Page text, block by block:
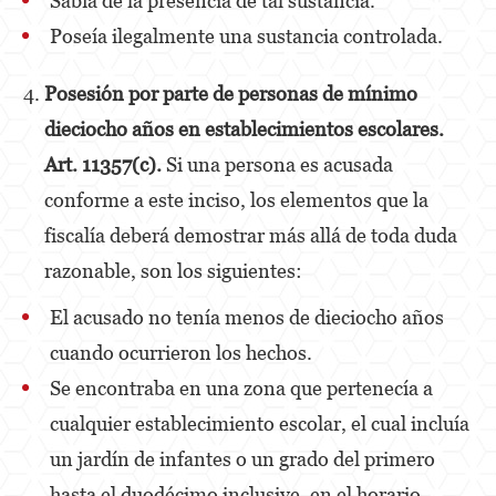
Poseía ilegalmente una sustancia controlada.
Posesiónpor parte de personas de mínimo
dieciocho años en establecimientos escolares.
Art. 11357(c).Si una persona es acusada
conforme a este inciso, los elementos que la
fiscalía deberá demostrar más allá de toda duda
razonable, son los siguientes:
El acusado no tenía menos de dieciocho años
cuando ocurrieron los hechos.
Se encontraba en una zona que pertenecía a
cualquier establecimiento escolar, el cual incluía
un jardín de infantes o un grado del primero